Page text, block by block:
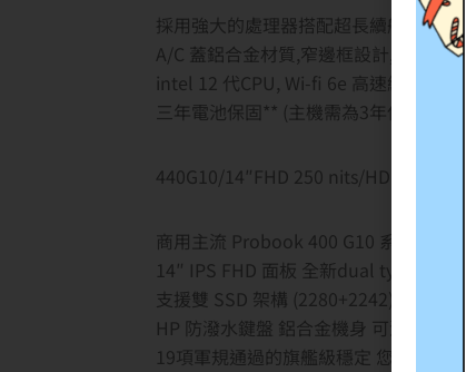
採用強大的處理器搭配超長續航力電
A/C 蓋鋁合金材質,窄邊框設計,HP帶來
intel 12 代CPU, Wi-fi 6e 高速網路, 入門
三年電池保固** (主機需為3年保) , 180
440G10/14″FHD 250 nits/HD CAM/
商用主流 Probook 400 G10 系列
14″ IPS FHD 面板 全新dual type C
支援雙 SSD 架構 (2280+2242) , 滿足
HP 防潑水鍵盤 鋁合金機身 可酒精擦拭
19項軍規通過的旗艦級穩定 您最佳性價